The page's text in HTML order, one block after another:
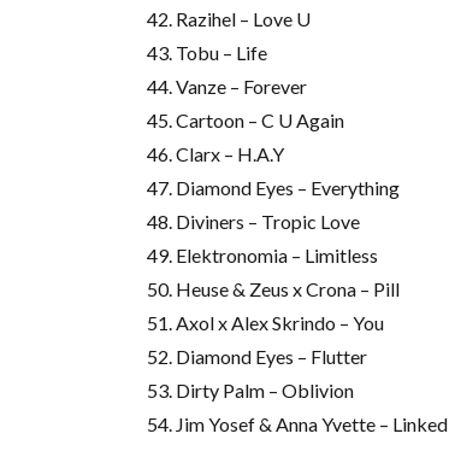
42. Razihel – Love U
43. Tobu – Life
44. Vanze – Forever
45. Cartoon – C U Again
46. Clarx – H.A.Y
47. Diamond Eyes – Everything
48. Diviners – Tropic Love
49. Elektronomia – Limitless
50. Heuse & Zeus x Crona – Pill
51. Axol x Alex Skrindo – You
52. Diamond Eyes – Flutter
53. Dirty Palm – Oblivion
54. Jim Yosef & Anna Yvette – Linked